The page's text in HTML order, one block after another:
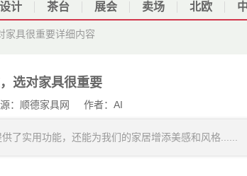
设计 茶台 展会 卖场 北欧
家具很重要详细内容
选对家具很重要
：顺德家具网 作者：AI
了实用功能，还能为我们的家居增添美感和风格......